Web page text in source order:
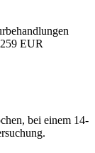
EUR
bei einem 14-